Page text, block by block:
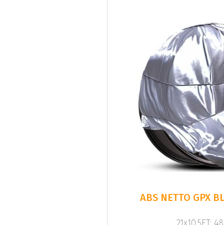
ABS NETTO GPX
21x10.5ET: